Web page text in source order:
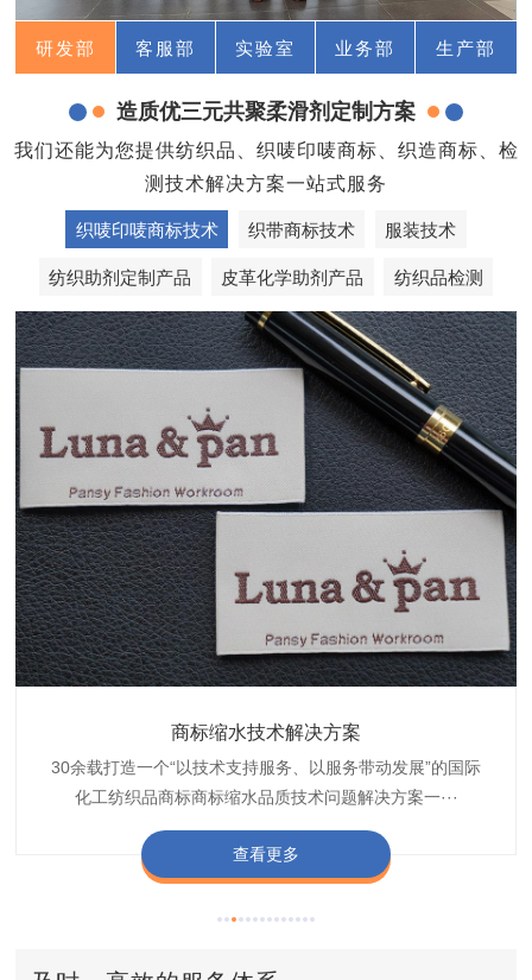
研发部 客服部 实验室 业务部 生产部
造质优三元共聚柔滑剂定制方案
我们还能为您提供纺织品、织唛印唛商标、织造商标、检
测技术解决方案一站式服务
织唛印唛商标技术 织带商标技术 服装技术
纺织助剂定制产品 皮革化学助剂产品 纺织品检测
商标抗染技术解决方案
博准30余载是中国守家纺织商标印染织唛化工商标抗染品质
技术问题解决方案定制专家,提供前处理,染色,印···
查看更多
织带商标缩水技术解决方案
博准是一家专注30余载设计研发织唛印唛商标、织带织带商
标缩水品质技术问题解决方案一站式服务提供商,匠···
查看更多
服装色差技术解决方案
博准30余载专注提供纺织品印唛、织唛织造服装色差品质问
题技术解决方案一站式服务商,以其精湛的技术,科···
查看更多
纺织品商标固色剂
博准经营多年是行业专业纺织品商标固色助剂,TJ-A622,TJ-
A622,FSD,FSE商标固色剂加···
查看更多
皮革湿摩擦增进剂
博准长期致力于皮革商标湿摩擦增进助剂TJ-A6588,湿摩擦
增进剂加工定制服务技术研究与应用,凭借丰···
查看更多